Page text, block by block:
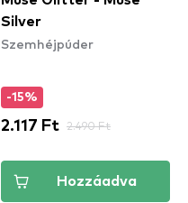
Silver
Szemhéjpúder
-15%
2.117 Ft 2.490 Ft
Hozzáadva